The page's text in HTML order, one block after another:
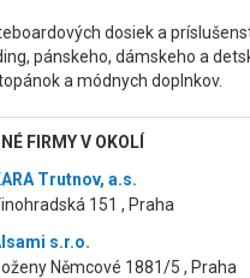
dosiek a
pánskeho, dámskeho a
a módnych doplnkov.
FIRMY V OKOLÍ
Trutnov, a.s.
151 , Praha
s.r.o.
Němcové 1881/5 , Praha